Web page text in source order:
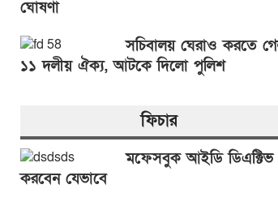
ঘোষণা
সচিবালয় ঘেরাও করতে
১১ দলীয় ঐক্য, আটকে দিলো পুলিশ
ফিচার
মফেসবুক আইডি ডিএক্টিভ
করবেন যেভাবে